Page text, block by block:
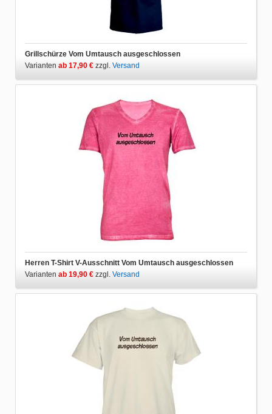
Grillschürze Vom Umtausch ausgeschlossen
Varianten ab 17,90 € zzgl. Versand
Herren T-Shirt V-Ausschnitt Vom Umtausch ausgeschlossen
Varianten ab 19,90 € zzgl. Versand